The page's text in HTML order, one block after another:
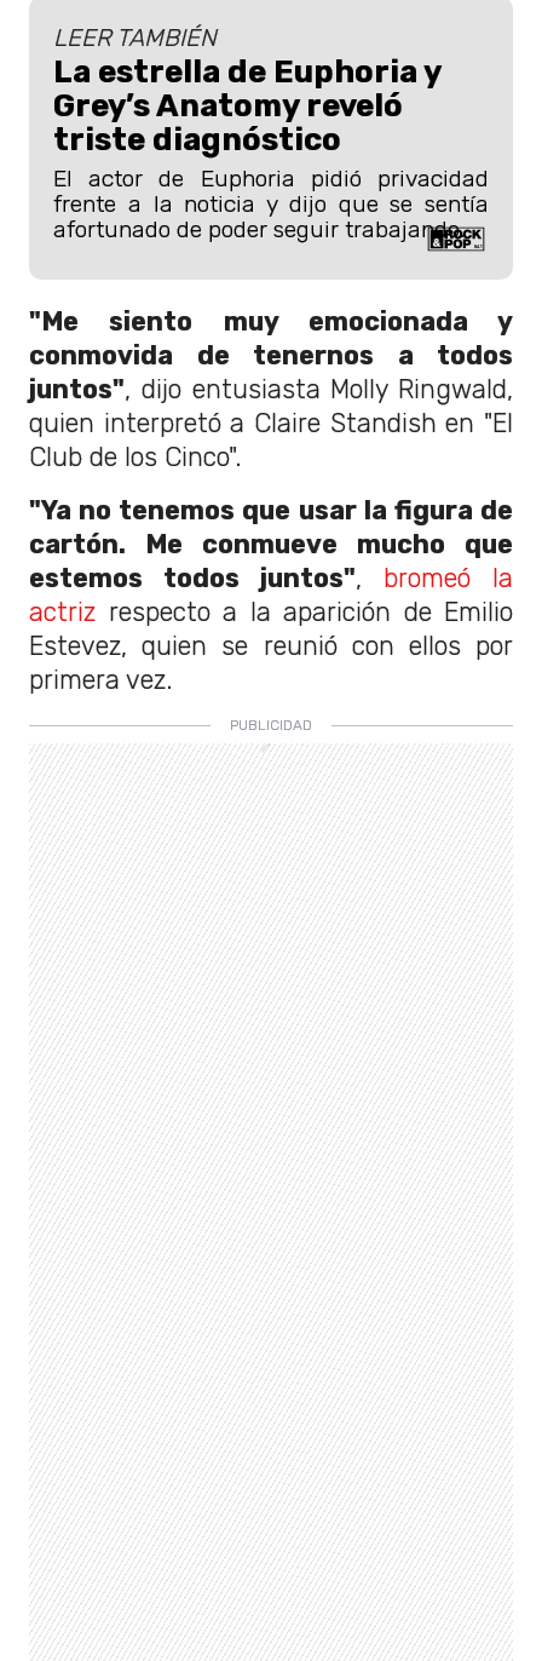
LEER TAMBIÉN
La estrella de Euphoria y
Grey’s Anatomy reveló
triste diagnóstico
El actor de Euphoria pidió privacidad
frente a la noticia y dijo que se sentía
afortunado de poder seguir trabajando.
"Me siento muy emocionada y
conmovida de tenernos a todos
juntos", dijo entusiasta Molly Ringwald,
quien interpretó a Claire Standish en "El
Club de los Cinco".
"Ya no tenemos que usar la figura de
cartón. Me conmueve mucho que
estemos todos juntos", bromeó la
actriz respecto a la aparición de Emilio
Estevez, quien se reunió con ellos por
primera vez.